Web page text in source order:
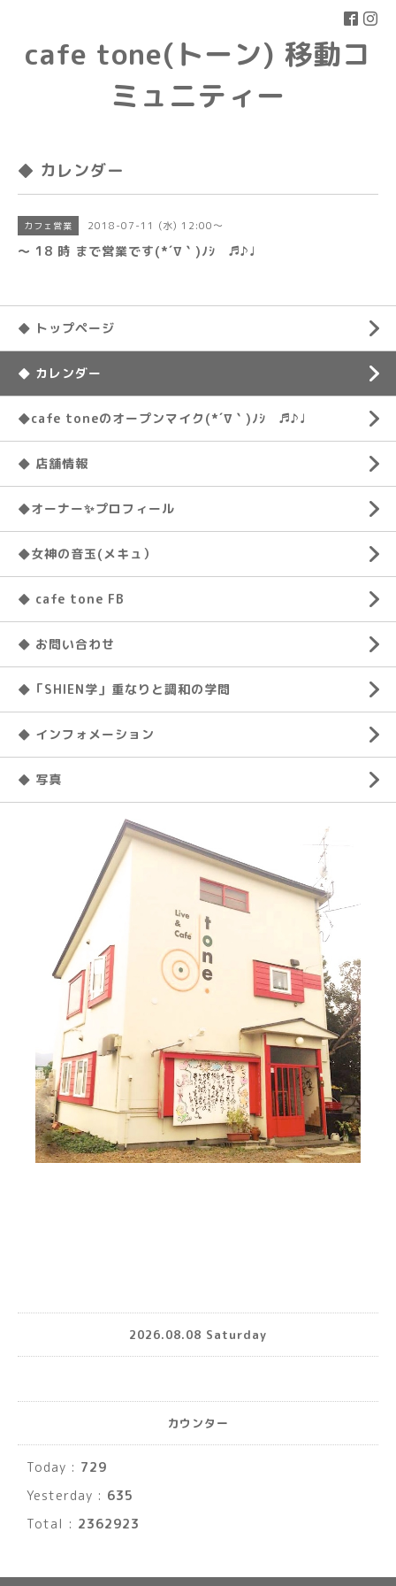
cafe tone(トーン) 移動コ
ミュニティー
◆ カレンダー
カフェ営業 2018-07-11 (水) 12:00～
〜 18 時 まで営業です(*´∇｀)ﾉｼ ♬♪♩
◆ トップページ
◆ カレンダー
◆cafe toneのオープンマイク(*´∇｀)ﾉｼ ♬♪♩
◆ 店舗情報
◆オーナー✨プロフィール
◆女神の音玉(メキュ）
◆ cafe tone FB
◆ お問い合わせ
◆「SHIEN学」重なりと調和の学問
◆ インフォメーション
◆ 写真
2026.08.08 Saturday
カウンター
Today : 729
Yesterday : 635
Total : 2362923